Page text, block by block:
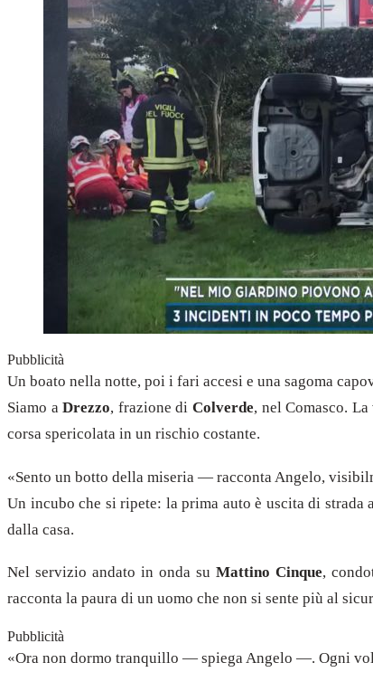
Pubblicità
Un boato nella notte, poi i fari accesi e una sagoma
Siamo aDrezzo, frazione diColverde, nel Comasco.
corsa spericolata in un rischio costante.
«Sento un botto della miseria — racconta Angelo,
Un incubo che si ripete: la prima auto è uscita di strada
dalla casa.
Nel servizio andato in onda suMattino Cinque,
racconta la paura di un uomo che non si sente più al
Pubblicità
«Ora non dormo tranquillo — spiega Angelo —. Ogni